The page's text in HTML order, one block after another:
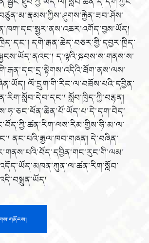
དགེ་རྒན་ཆེད་བཅར་གྱི་དབྱར་ཁྲིད་
ད་ལྟའི་སྐབས་ས་གནས་ས་
ལོ་དྲུག་གི་རིང་ལ་བཟོས་པའི་དབྱིན་
སློབ་ཁྲིད་ཀྱི་བརྙན།
ནང་པའི་རྒྱལ་ཁབ་གཞན། དེ་བཞིན་